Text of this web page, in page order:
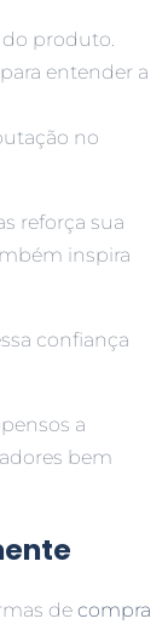
do produto.
entender a
no
reforça sua
inspira
confiança
a
bem
de compra